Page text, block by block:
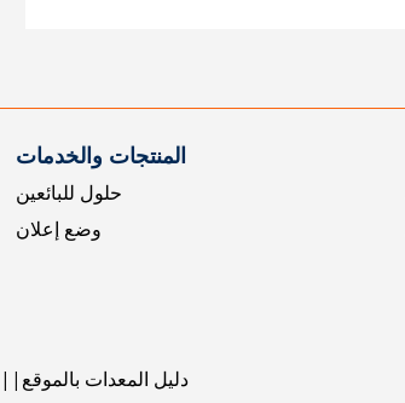
المنتجات والخدمات
حلول للبائعين
وضع إعلان
دليل المعدات بالموقع